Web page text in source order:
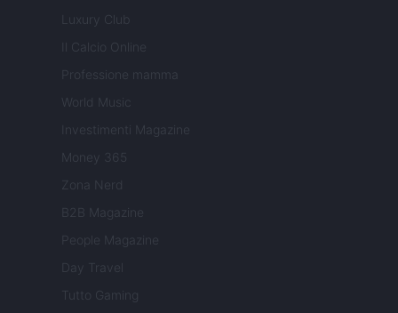
Luxury Club
Il Calcio Online
Professione mamma
World Music
Investimenti Magazine
Money 365
Zona Nerd
B2B Magazine
People Magazine
Day Travel
Tutto Gaming